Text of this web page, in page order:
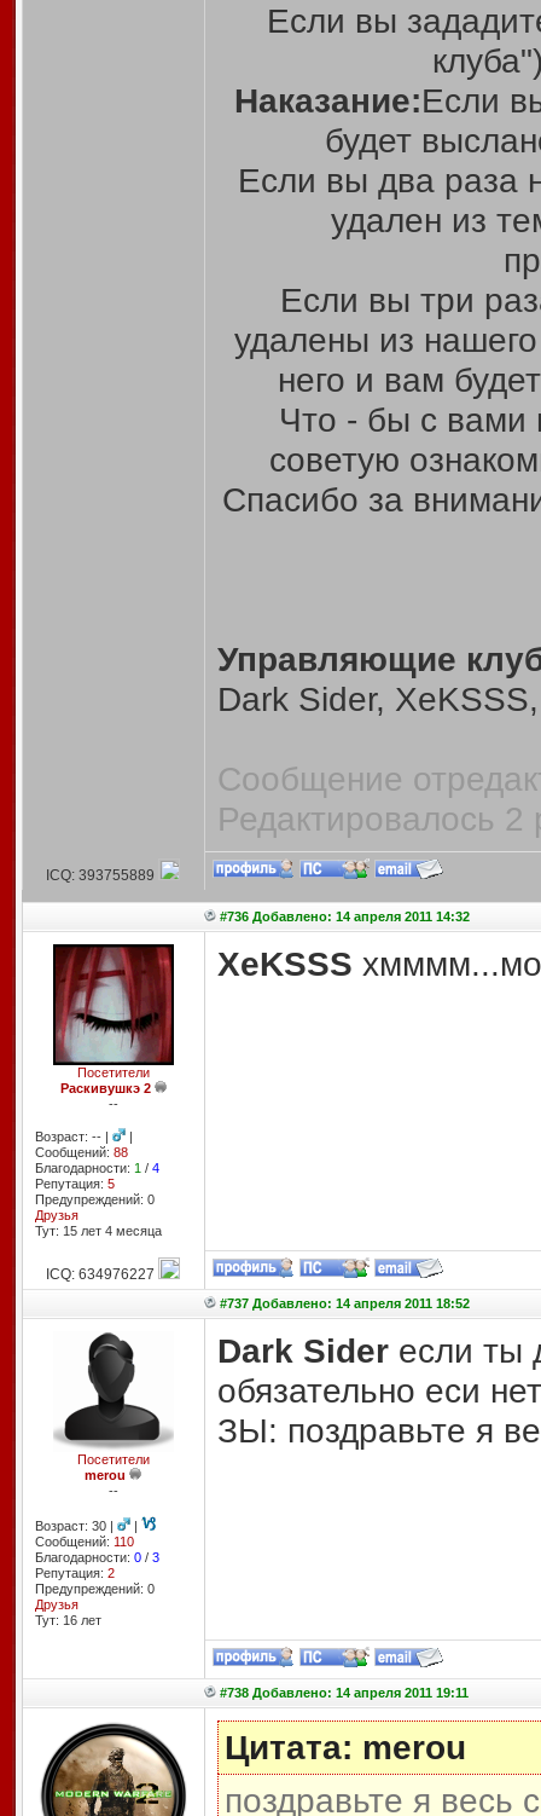
Если вы
Наказание:Если
будет
Если вы два раза
удален из
Если вы три
удалены из
него и вам
Что - бы с вами
советую
Спасибо за
Управляющие
Dark Sider,
Сообщение
Редактировалось 2
ICQ: 393755889
#736 Добавлено: 14 апреля 2011 14:32
Посетители
Раскивушкэ 2
--
Возраст: -- |
|
Сообщений: 88
Благодарности: 1 / 4
Репутация: 5
Предупреждений: 0
Друзья
Тут: 15 лет 4 месяцa
XeKSSS
ICQ: 634976227
#737 Добавлено: 14 апреля 2011 18:52
Посетители
merou
--
Возраст: 30 |
|
Сообщений: 110
Благодарности: 0/ 3
Репутация: 2
Предупреждений: 0
Друзья
Тут: 16 лет
Dark Sider если ты
обязательно еси
ЗЫ: поздравьте я
#738 Добавлено: 14 апреля 2011 19:11
Цитата: merou
поздравьте я весь